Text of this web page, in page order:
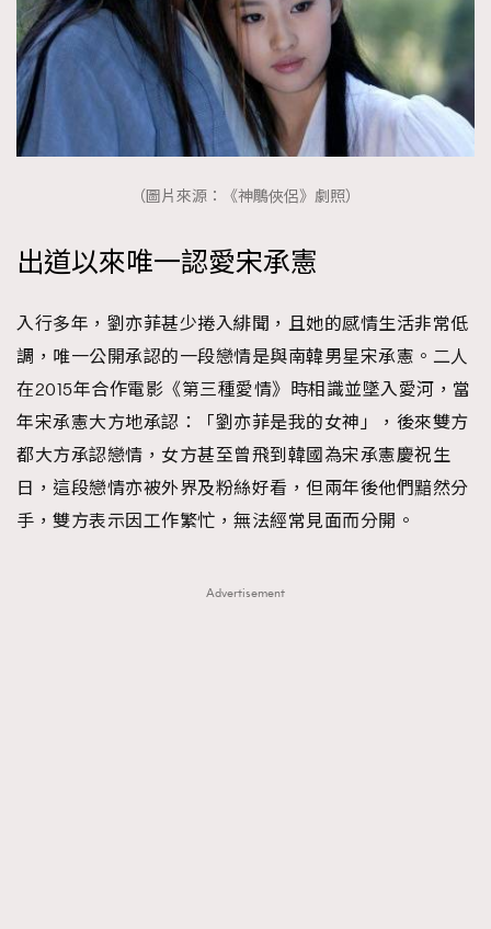
（圖片來源：《神鵰俠侶》劇照）
出道以來唯一認愛宋承憲
入行多年，劉亦菲甚少捲入緋聞，且她的感情生活非常低
調，唯一公開承認的一段戀情是與南韓男星宋承憲。二人
在2015年合作電影《第三種愛情》時相識並墜入愛河，當
年宋承憲大方地承認：「劉亦菲是我的女神」，後來雙方
都大方承認戀情，女方甚至曾飛到韓國為宋承憲慶祝生
日，這段戀情亦被外界及粉絲好看，但兩年後他們黯然分
手，雙方表示因工作繁忙，無法經常見面而分開。
Advertisement